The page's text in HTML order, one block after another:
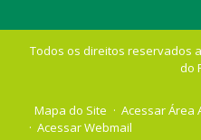
Todos os direitos reservados
do
Mapa do Site
Acessar Área
Acessar Webmail